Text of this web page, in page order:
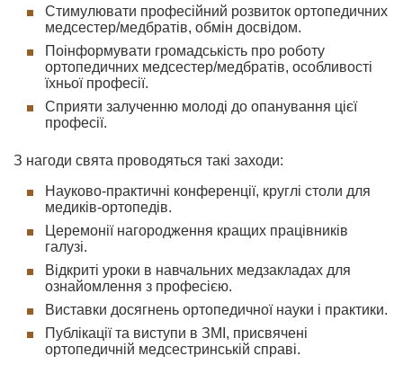
Стимулювати професійний розвиток ортопедичних
медсестер/медбратів, обмін досвідом.
Поінформувати громадськість про роботу
ортопедичних медсестер/медбратів, особливості
їхньої професії.
Сприяти залученню молоді до опанування цієї
професії.
З нагоди свята проводяться такі заходи:
Науково-практичні конференції, круглі столи для
медиків-ортопедів.
Церемонії нагородження кращих працівників
галузі.
Відкриті уроки в навчальних медзакладах для
ознайомлення з професією.
Виставки досягнень ортопедичної науки і практики.
Публікації та виступи в ЗМІ, присвячені
ортопедичній медсестринській справі.